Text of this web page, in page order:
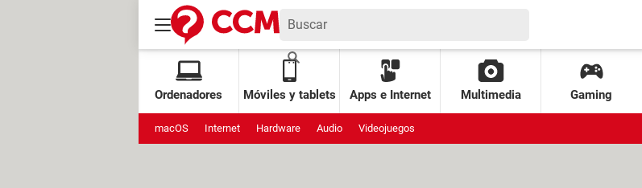
Ordenadores Móviles y tablets Apps e Internet Multimedia Gaming
macOS Internet Hardware Audio Videojuegos